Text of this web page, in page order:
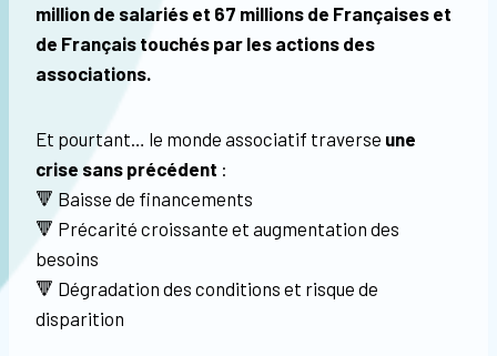
million de salariés et 67 millions de Françaises et
de Français touchés par les actions des
associations.
Et pourtant… le monde associatif traverse une
crise sans précédent :
🔻 Baisse de financements
🔻 Précarité croissante et augmentation des
besoins
🔻 Dégradation des conditions et risque de
disparition